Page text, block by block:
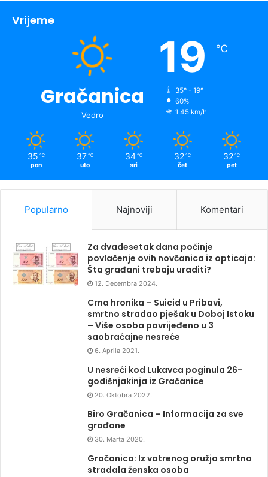
Vrijeme
Gračanica
Vedro
19 ℃
35º - 19º
60%
1.45 km/h
35 ℃
pon
37 ℃
uto
34 ℃
sri
32 ℃
čet
32 ℃
pet
Popularno Najnoviji Komentari
Za dvadesetak dana počinje
povlačenje ovih novčanica iz opticaja:
Šta građani trebaju uraditi?
12. Decembra 2024.
Crna hronika – Suicid u Pribavi,
smrtno stradao pješak u Doboj Istoku
– Više osoba povrijeđeno u 3
saobraćajne nesreće
6. Aprila 2021.
U nesreći kod Lukavca poginula 26-
godišnjakinja iz Gračanice
20. Oktobra 2022.
Biro Gračanica – Informacija za sve
građane
30. Marta 2020.
Gračanica: Iz vatrenog oružja smrtno
stradala ženska osoba